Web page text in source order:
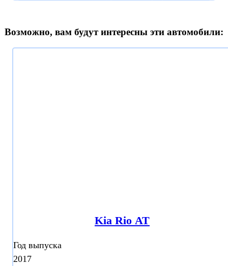
Возможно, вам будут интересны эти автомобили:
Kia Rio АТ
Год выпуска
2017